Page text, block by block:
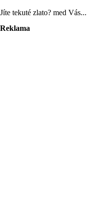
Jíte tekuté zlato? med Vás...
Reklama